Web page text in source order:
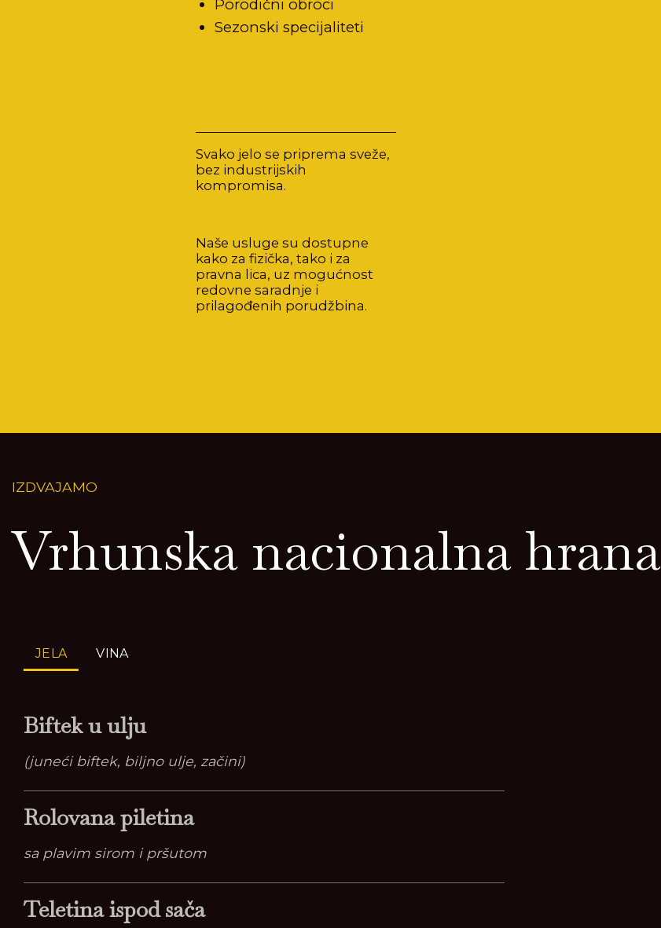
Porodični obroci
Sezonski specijaliteti
Svako jelo se priprema sveže,
bez industrijskih
kompromisa.
Naše usluge su dostupne
kako za fizička, tako i za
pravna lica, uz mogućnost
redovne saradnje i
prilagođenih porudžbina.
IZDVAJAMO
Vrhunska nacionalna hrana
JELA VINA
Biftek u ulju
(juneći biftek, biljno ulje, začini)
Rolovana piletina
sa plavim sirom i pršutom
Teletina ispod sača